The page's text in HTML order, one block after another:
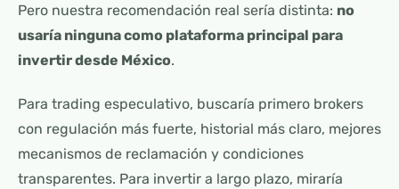
Pero nuestra recomendación real sería distinta: no
usaría ninguna como plataforma principal para
invertir desde México.
Para trading especulativo, buscaría primero brokers
con regulación más fuerte, historial más claro, mejores
mecanismos de reclamación y condiciones
transparentes. Para invertir a largo plazo, miraría